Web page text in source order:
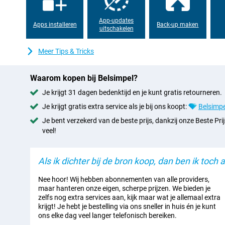
langdurig gebruik.
Lange batterijduur
tussendoor op te laden. Kijk urenlang video’s, speel games of
tablet sneller weer verder. Vooral voor onderweg of drukke
Voor entertainment biedt de OnePlus Pad 4 een krachtige
acht ingebouwde speakers die zorgen voor vol en ruimtelijk
en muziek helder en krachtig. Ook tijdens gamen hoor je details
oordoppen of speakers gebruikt.
Moderne verbindingen
Met ondersteuning voor Wi-Fi 7 ben je klaar voor snelle en
bestanden downloaden of streamen in hoge kwaliteit gaat
zorgt voor een snelle en stabiele verbinding met accessoires
toetsenborden en muizen. Via de USB-C 3.2-poort zet je
Apps installeren
App-updates
uitschakelen
Back-up maken
Meer Tips & Tricks
Waarom kopen bij Belsimpel?
Je krijgt 31 dagen bedenktijd en je kunt gratis retourneren.
Je krijgt gratis extra service als je bij ons koopt:
Je bent verzekerd van de beste prijs, dankzij onze Beste
veel!
Als ik dichter bij de bron koop, dan ben ik toch
Nee hoor! Wij hebben abonnementen van alle providers,
maar hanteren onze eigen, scherpe prijzen. We bieden je
zelfs nog extra services aan, kijk maar wat je allemaal extra
krijgt! Je hebt je bestelling via ons sneller in huis én je kunt
ons elke dag veel langer telefonisch bereiken.